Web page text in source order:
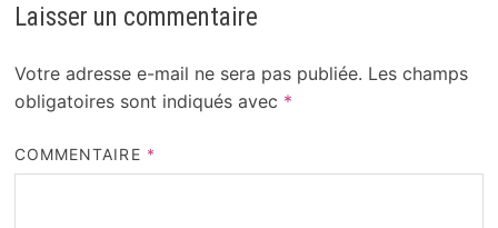
Laisser un commentaire
Votre adresse e-mail ne sera pas publiée. Les champs
obligatoires sont indiqués avec *
COMMENTAIRE *